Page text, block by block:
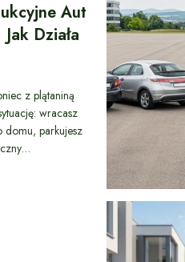
Aut
Działa
z plątaniną
wracasz
parkujesz